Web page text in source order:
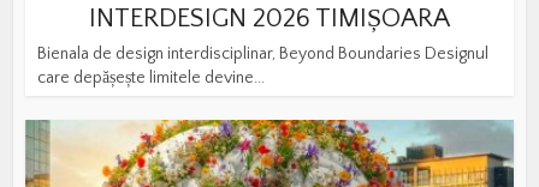
INTERDESIGN 2026 TIMIȘOARA
Bienala de design interdisciplinar, Beyond Boundaries Designul
care depășește limitele devine...